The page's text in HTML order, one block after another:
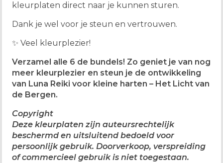
kleurplaten direct naar je kunnen sturen.
Dank je wel voor je steun en vertrouwen.
✨ Veel kleurplezier!
Verzamel alle 6 de bundels! Zo geniet je van nog
meer kleurplezier en steun je de ontwikkeling
van Luna Reiki voor kleine harten – Het Licht van
de Bergen.
Copyright
Deze kleurplaten zijn auteursrechtelijk
beschermd en uitsluitend bedoeld voor
persoonlijk gebruik. Doorverkoop, verspreiding
of commercieel gebruik is niet toegestaan.